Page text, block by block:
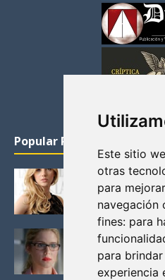
Este sitio
otras
para
navegación
fines: para
para
experiencia
Popular Posts
KATHERYN
VIKINGOS
Junio 14, 2013
FELICITY (EMILY
MAS BONITAS DE
Noviembre 30, 2013